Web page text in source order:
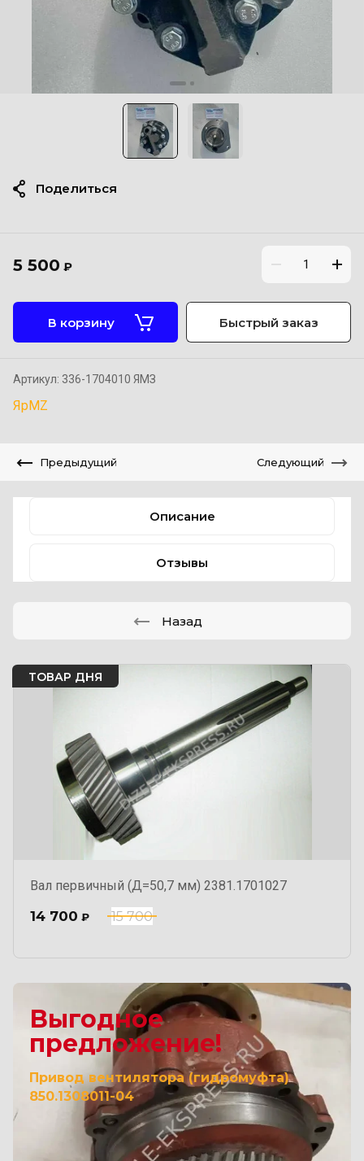
ТОВАР ДНЯ
Вал первичный (Д=50,7 мм) 2381.1701027
15 700
14 700 ₽
Выгодное
предложение!
Привод вентилятора (гидромуфта)
850.1308011-04
5 500 ₽
В корзину Быстрый заказ
Артикул: 336-1704010 ЯМЗ
ЯрMZ
Поделиться
Предыдущий Следующий
Описание
Отзывы
Назад